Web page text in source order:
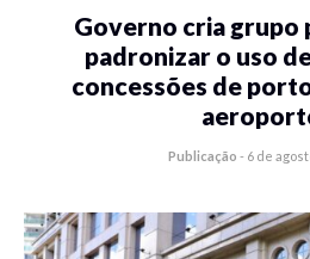
Governo cria grupo
padronizar o uso
concessões de
Publicação - 6 de